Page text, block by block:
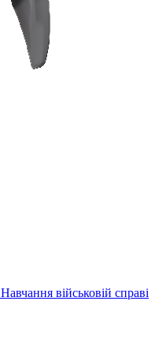
Навчання військовій справі